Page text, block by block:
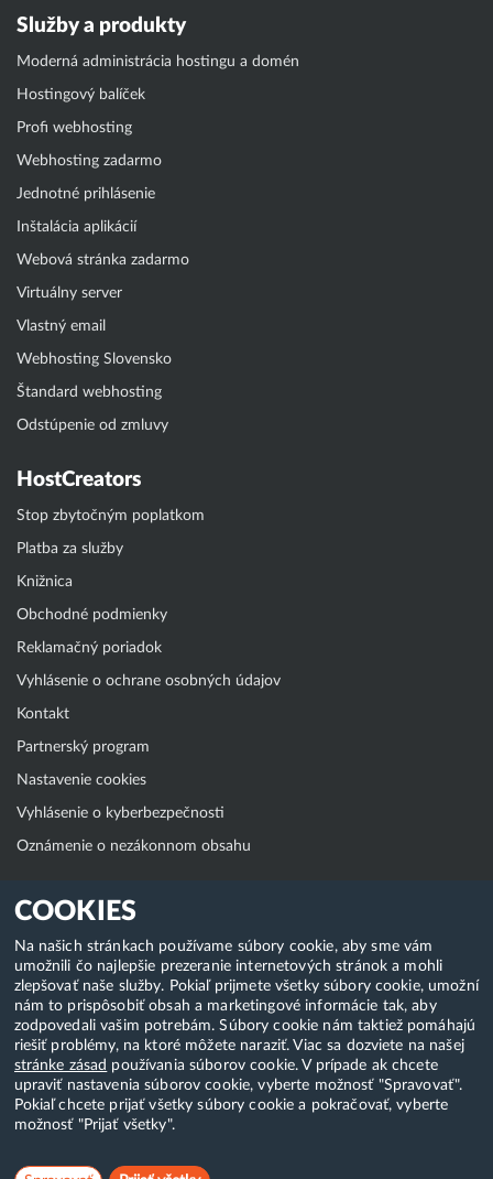
COOKIES
Na našich stránkach používame súbory cookie, aby sme vám
umožnili čo najlepšie prezeranie internetových stránok a mohli
zlepšovať naše služby. Pokiaľ prijmete všetky súbory cookie, umožní
nám to prispôsobiť obsah a marketingové informácie tak, aby
zodpovedali vašim potrebám. Súbory cookie nám taktiež pomáhajú
riešiť problémy, na ktoré môžete naraziť. Viac sa dozviete na našej
stránke zásad používania súborov cookie. V prípade ak chcete
upraviť nastavenia súborov cookie, vyberte možnosť "Spravovať".
Pokiaľ chcete prijať všetky súbory cookie a pokračovať, vyberte
možnosť "Prijať všetky".
Služby a produkty
Moderná administrácia hostingu a domén
Hostingový balíček
Profi webhosting
Webhosting zadarmo
Jednotné prihlásenie
Inštalácia aplikácií
Webová stránka zadarmo
Virtuálny server
Vlastný email
Webhosting Slovensko
Štandard webhosting
Odstúpenie od zmluvy
HostCreators
Stop zbytočným poplatkom
Platba za služby
Knižnica
Obchodné podmienky
Reklamačný poriadok
Vyhlásenie o ochrane osobných údajov
Kontakt
Partnerský program
Nastavenie cookies
Vyhlásenie o kyberbezpečnosti
Oznámenie o nezákonnom obsahu
Klientská zóna
WebAdmin
WebMail
Zmena hesla (E-mail, FTP, SSH)
Webhosting
Domény
Copyright & 2018-2026 HostCreators. Všetky práva vyhradené